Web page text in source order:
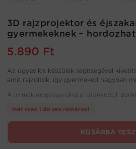
3D rajzprojektor és
gyermekeknek –
5.890 Ft
Az ügyes kis készülék segítségével
amit rajzoltok, így gyermeked nagyban
A termék megvásárolható: Utánvéttel,
Már csak 1 db van raktáron!
KOSÁRBA